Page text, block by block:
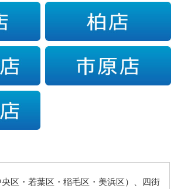
区・若葉区・稲毛区・美浜区）、四街